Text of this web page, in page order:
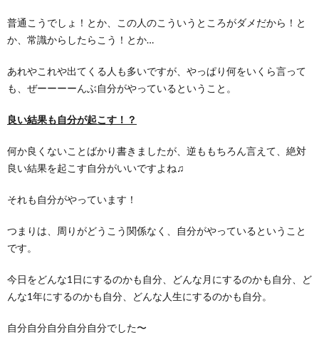
普通こうでしょ！とか、この人のこういうところがダメだから！と
か、常識からしたらこう！とか…
あれやこれや出てくる人も多いですが、やっぱり何をいくら言って
も、ぜーーーーんぶ自分がやっているということ。
良い結果も自分が起こす！？
何か良くないことばかり書きましたが、逆ももちろん言えて、絶対
良い結果を起こす自分がいいですよね♫
それも自分がやっています！
つまりは、周りがどうこう関係なく、自分がやっているということ
です。
今日をどんな1日にするのかも自分、どんな月にするのかも自分、ど
んな1年にするのかも自分、どんな人生にするのかも自分。
自分自分自分自分自分でした〜